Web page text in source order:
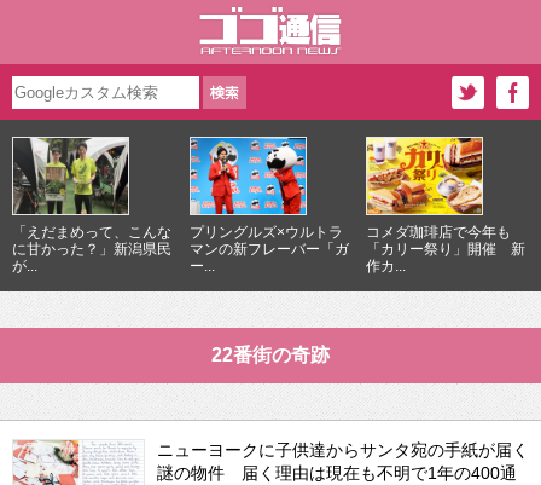
「えだまめって、こんな
に甘かった？」新潟県民
が...
プリングルズ×ウルトラ
マンの新フレーバー「ガ
ー...
コメダ珈琲店で今年も
「カリー祭り」開催 新
作カ...
22番街の奇跡
ニューヨークに子供達からサンタ宛の手紙が届く
謎の物件 届く理由は現在も不明で1年の400通